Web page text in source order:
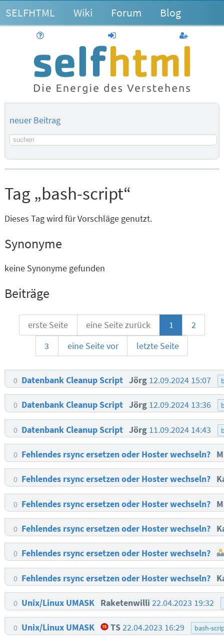
SELFHTML Wiki Forum Blog
anmelden
neuer Beitrag
Suchbegriff
Tag „bash-script“
Dieses Tag wird für Vorschläge genutzt.
Synonyme
keine Synonyme gefunden
Beiträge
erste Seite eine Seite zurück 1
2
3
eine Seite vor letzte Seite
0 Datenbank Cleanup Script Jörg 12.09.2024 15:07
0 Datenbank Cleanup Script Jörg 12.09.2024 13:36
0 Datenbank Cleanup Script Jörg 11.09.2024 14:43
0 Fehlendes rsync ersetzen oder Hoster wechseln?
0 Fehlendes rsync ersetzen oder Hoster wechseln?
0 Fehlendes rsync ersetzen oder Hoster wechseln?
0 Fehlendes rsync ersetzen oder Hoster wechseln?
0 Fehlendes rsync ersetzen oder Hoster wechseln?
0 Fehlendes rsync ersetzen oder Hoster wechseln?
0 Unix/Linux UMASK Raketenwilli22.04.2023 19:32
0 Unix/Linux UMASK TS22.04.2023 16:29 bash-